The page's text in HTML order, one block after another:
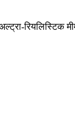
रियलिस्टिक